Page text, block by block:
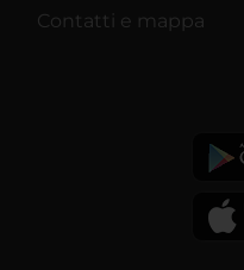
Contatti e mappa